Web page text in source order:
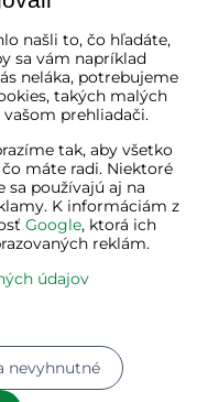
práva vyhradené
našli to, čo hľadáte,
sa vám napríklad
neláka, potrebujeme
takých malých
prehliadači.
tak, aby všetko
máte radi. Niektoré
sa používajú aj na
K informáciám z
Google, ktorá ich
reklám.
údajov
nevyhnutné